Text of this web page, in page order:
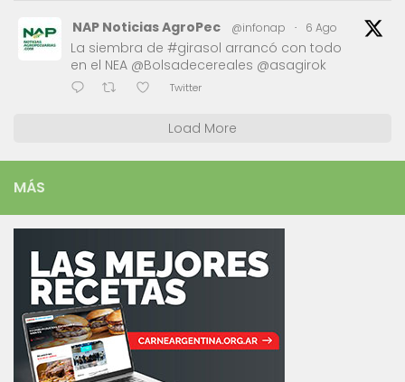
NAP Noticias AgroPec @infonap · 6 Ago
La siembra de #girasol arrancó con todo
en el NEA @Bolsadecereales @asagirok
Twitter
Load More
MÁS